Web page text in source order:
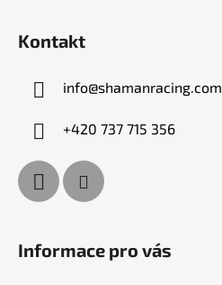
Kontakt
info@shamanracing.com
+420 737 715 356
Informace pro vás